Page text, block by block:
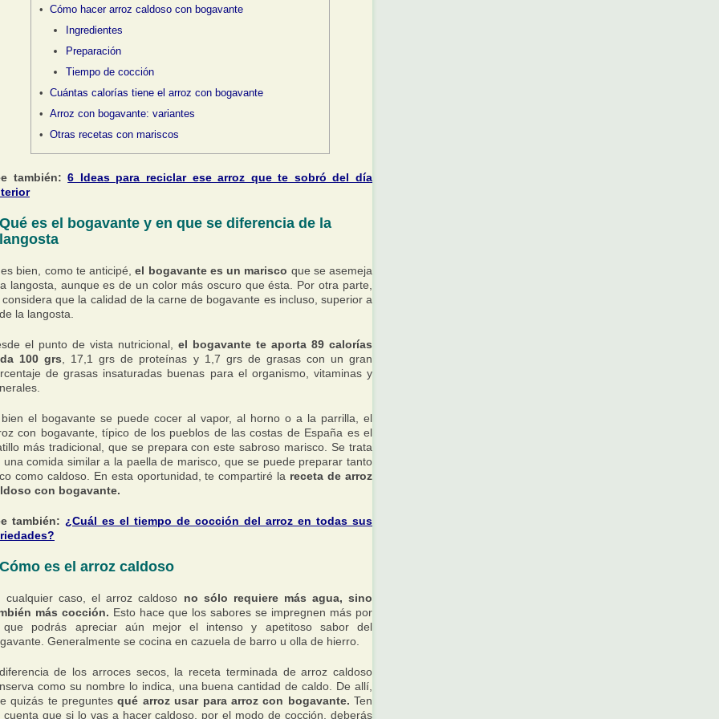
Cómo hacer arroz caldoso con bogavante
Ingredientes
Preparación
Tiempo de cocción
Cuántas calorías tiene el arroz con bogavante
Arroz con bogavante: variantes
Otras recetas con mariscos
también:6 Ideas para reciclar ese arroz que te sobró del día
Qué es el bogavante y en que se diferencia de la
langosta
bien, como te anticipé,el bogavante es un marisco que se asemeja
langosta, aunque es de un color más oscuro que ésta. Por otra parte,
considera que la calidad de la carne de bogavante es incluso, superior a
la langosta.
el punto de vista nutricional,
el bogavante te aporta 89 calorías
100 grs , 17,1 grs de proteínas y 1,7 grs de grasas con un gran
de grasas insaturadas buenas para el organismo, vitaminas y
bien el bogavante se puede cocer al vapor, al horno o a la parrilla, el
con bogavante, típico de los pueblos de las costas de España es el
más tradicional, que se prepara con este sabroso marisco. Se trata
una comida similar a la paella de marisco, que se puede preparar tanto
como caldoso. En esta oportunidad, te compartiré la receta de arroz
con bogavante.
también: ¿Cuál es el tiempo de cocción del arroz en todas sus
Cómo es el arroz caldoso
cualquier caso, el arroz caldoso no sólo requiere más agua, sino
más cocción. Esto hace que los sabores se impregnen más por
podrás apreciar aún mejor el intenso y apetitoso sabor del
Generalmente se cocina en cazuela de barro u olla de hierro.
de los arroces secos, la receta terminada de arroz caldoso
como su nombre lo indica, una buena cantidad de caldo. De allí,
quizás te preguntesqué arroz usar para arroz con bogavante. Ten
cuenta que si lo vas a hacer caldoso, por el modo de cocción, deberás